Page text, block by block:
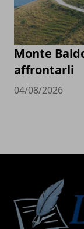
Monte
affrontarli
04/08/2026